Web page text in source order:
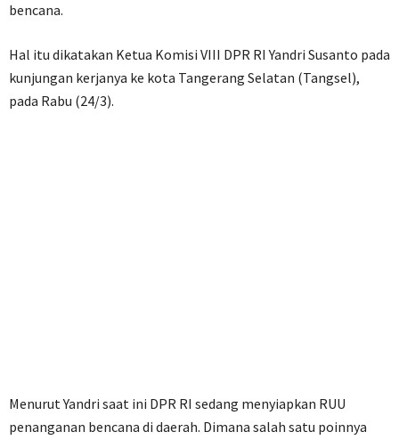
bencana.
Hal itu dikatakan Ketua Komisi VIII DPR RI Yandri Susanto pada
kunjungan kerjanya ke kota Tangerang Selatan (Tangsel),
pada Rabu (24/3).
Menurut Yandri saat ini DPR RI sedang menyiapkan RUU
penanganan bencana di daerah. Dimana salah satu poinnya